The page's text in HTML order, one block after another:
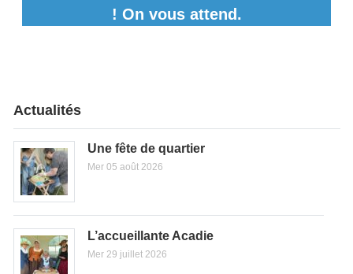
! On vous attend.
Actualités
Une fête de quartier
Mer 05 août 2026
L’accueillante Acadie
Mer 29 juillet 2026